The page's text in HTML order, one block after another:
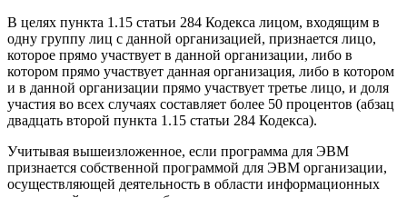
В целях пункта 1.15 статьи 284 Кодекса лицом, входящим в
одну группу лиц с данной организацией, признается лицо,
которое прямо участвует в данной организации, либо в
котором прямо участвует данная организация, либо в котором
и в данной организации прямо участвует третье лицо, и доля
участия во всех случаях составляет более 50 процентов (абзац
двадцать второй пункта 1.15 статьи 284 Кодекса).
Учитывая вышеизложенное, если программа для ЭВМ
признается собственной программой для ЭВМ организации,
осуществляющей деятельность в области информационных